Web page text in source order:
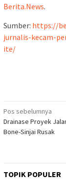
Berita.News.
Sumber: https://
jurnalis-kecam-
ite/
Navigasi
pos
Pos sebelumnya
Drainase Proyek
Bone-Sinjai Rusak
TOPIK POPULER